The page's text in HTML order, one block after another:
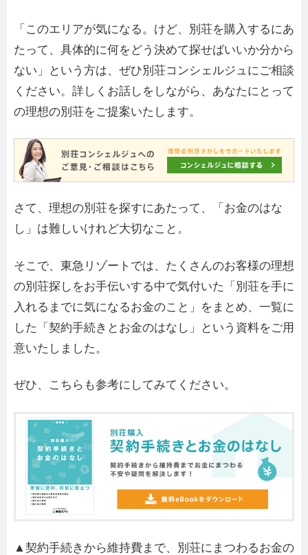
「このエリアが気になる。けど、別荘を購入するにあ
たって、具体的に何をどう決めて探せばいいか分から
ない」という方は、ぜひ別荘コンシェルジュにご相談
ください。詳しくお話しをしながら、あなたにとって
の理想の別荘をご提案いたします。
さて、理想の別荘を探すにあたって、「お金のはな
し」は難しいけれど大切なこと。
そこで、東急リゾートでは、たくさんのお客様の理想
の別荘探しをお手伝いする中で気付いた「別荘を手に
入れるまでに気になるお金のこと」をまとめ、一覧に
した「契約手続きとお金のはなし」という資料をご用
意いたしました。
ぜひ、こちらも参考にしてみてください。
▲契約手続きから維持費まで、別荘にまつわるお金の